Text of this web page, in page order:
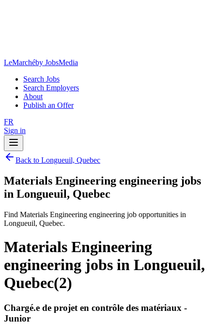
LeMarchéby JobsMedia
Search Jobs
Search Employers
About
Publish an Offer
FR
Sign in
Back to Longueuil, Quebec
Materials Engineering engineering jobs
in Longueuil, Quebec
Find Materials Engineering engineering job opportunities in
Longueuil, Quebec.
Materials Engineering
engineering jobs in Longueuil,
Quebec(2)
Chargé.e de projet en contrôle des matériaux -
Junior